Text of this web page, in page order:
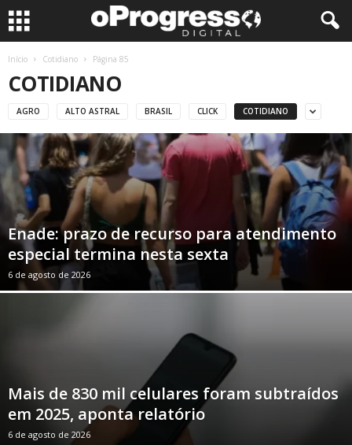
Início Cotidiano Página 85
COTIDIANO
AGRO ALTO ASTRAL BRASIL CLICK COTIDIANO
Enade: prazo de recurso para atendimento
especial termina nesta sexta
6 de agosto de 2026
Mais de 830 mil celulares foram subtraídos
em 2025, aponta relatório
6 de agosto de 2026